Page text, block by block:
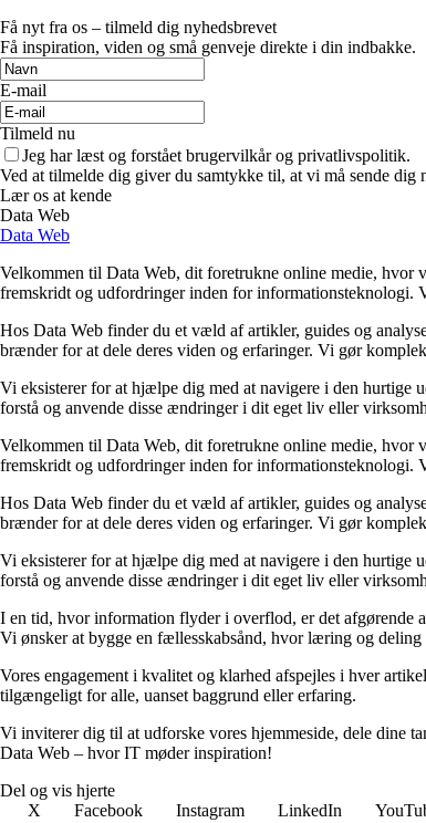
Få nyt fra os – tilmeld dig nyhedsbrevet
Få inspiration, viden og små genveje direkte i din indbakke.
E-mail
Tilmeld nu
Jeg har læst og forstået brugervilkår og privatlivspolitik.
Ved at tilmelde dig giver du samtykke til, at vi må sende
Lær os at kende
Data Web
Data Web
Velkommen til Data Web, dit foretrukne online medie, hvor
fremskridt og udfordringer inden for informationsteknologi.
Hos Data Web finder du et væld af artikler, guides og
brænder for at dele deres viden og erfaringer. Vi gør
Vi eksisterer for at hjælpe dig med at navigere i den
forstå og anvende disse ændringer i dit eget liv eller
Velkommen til Data Web, dit foretrukne online medie, hvor
fremskridt og udfordringer inden for informationsteknologi.
Hos Data Web finder du et væld af artikler, guides og
brænder for at dele deres viden og erfaringer. Vi gør
Vi eksisterer for at hjælpe dig med at navigere i den
forstå og anvende disse ændringer i dit eget liv eller
I en tid, hvor information flyder i overflod, er det afgørende
Vi ønsker at bygge en fællesskabsånd, hvor læring og deling
Vores engagement i kvalitet og klarhed afspejles i hver
tilgængeligt for alle, uanset baggrund eller erfaring.
Vi inviterer dig til at udforske vores hjemmeside, dele dine
Data Web – hvor IT møder inspiration!
Del og vis hjerte
X
Facebook Instagram LinkedIn